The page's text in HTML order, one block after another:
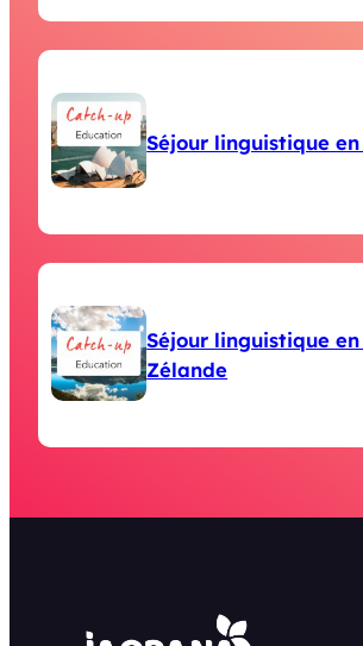
Séjour linguistique
Séjour linguistique
Zélande